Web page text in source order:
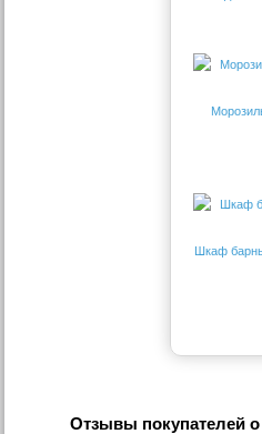
Шкаф
Отзывы покупателей о